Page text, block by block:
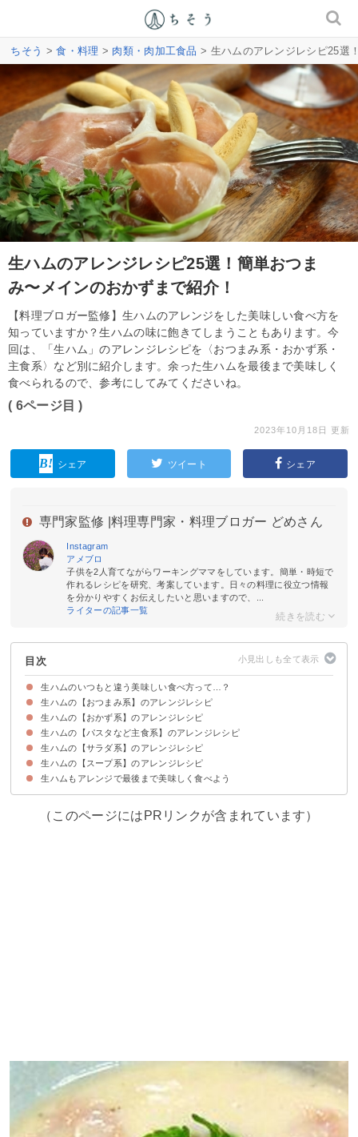
ちそう >食・料理 > 肉類・肉加工食品 > 生ハムのアレンジレシピ25選
生ハムのアレンジレシピ25選！簡単おつま
み〜メインのおかずまで紹介！
【料理ブロガー監修】生ハムのアレンジをした美味しい食べ方を
知っていますか？生ハムの味に飽きてしまうこともあります。今
回は、「生ハム」のアレンジレシピを〈おつまみ系・おかず系・
主食系〉など別に紹介します。余った生ハムを最後まで美味しく
食べられるので、参考にしてみてくださいね。
( 6ページ目 )
2023年10月18日 更新
シェア ツイート シェア
専門家監修 | 料理専門家・料理ブロガー どめさん
Instagram
アメブロ
子供を2人育てながらワーキングママをしています。簡単・時短で
作れるレシピを研究、考案しています。日々の料理に役立つ情報
を分かりやすくお伝えしたいと思いますので、...
ライターの記事一覧
目次
生ハムのいつもと違う美味しい食べ方って…？
生ハムの【おつまみ系】のアレンジレシピ
①きゅうりとチーズの生ハム巻き
②生ハムとカマンベールチーズのブルスケッタ
③パイナップルの生ハム巻き
④生ハムとクリームチーズのクラッカー
⑤生ハムと桃のオリーブオイルがけ
生ハムの【おかず系】のアレンジレシピ
①生ハムとチーズのカツ
②生ハムのみぞれ和え
③ささみの生ハム巻きのレモンクリーム煮
④生ハムと玉ねぎのコンソメ蒸し
⑤生ハムとたけのこの包み揚げ
生ハムの【パスタなど主食系】のアレンジレシピ
①生ハムとキャベツのパスタ
②生ハムのユッケ丼
③生ハムとメロンのそうめん
④生ハムとモッツァレラチーズのパスタ
⑤生ハムのカップ寿司
生ハムの【サラダ系】のアレンジレシピ
①生ハムとクリームチーズといちじくのサラダ
②生ハムと茹で卵とブロッコリーのサラダ
③生ハムと玉ねぎのサラダ
④生ハムとレンコンのフルーツソースサラダ
⑤生ハムとアボカドのサラダ
生ハムの【スープ系】のアレンジレシピ
①生ハムと野菜ときのこのスープ
②生ハムとじゃがいものスープ
③生ハムのトマトスープ
④生ハムとアボカドときのこのスープ
⑤生ハムとフルーツのスープ
生ハムもアレンジで最後まで美味しく食べよう
（このページにはPRリンクが含まれています）